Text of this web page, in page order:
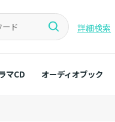
詳細検索
マCD オーディオブック